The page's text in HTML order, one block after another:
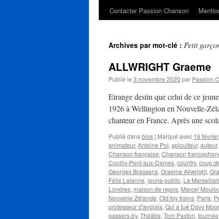
Contacter Passion Chanson
Archives par mot-clé : Petit
ALLWRIGHT Graeme
Publié le 3 novembre 2020 par Passion
Etrange destin que celui de ce
1926 à Wellington en Nouvelle-
chanteur en France. Après une
Publié dansbios | Marqué avec 16 février,
animateur, Antoine Pol, apiculteur, auteur,
Chanson française, Chanson
Couilly-Pont-aux-Dames, country, coup
Georges Brassens, Graeme Allwright,
Félix Lalanne, jeune public, La
Londres, maison de repos, Marcel
Nouvelle-Zélande, Old toy trains, Paris,
professeur d'anglais, Qui a tué Davy
passers-by, Théâtre, Tom Paxton, tournée